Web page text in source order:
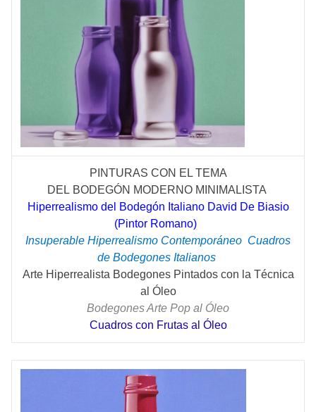
PINTURAS CON EL TEMA
DEL BODEGÓN MODERNO MINIMALISTA
Hiperrealismo del Bodegón Italiano David De Biasio
(Pintor Romano)
Insuperable Hiperrealismo Contemporáneo Cuadros
de Bodegones Italianos
Arte Hiperrealista Bodegones Pintados con la Técnica
al Óleo
Bodegones Arte Pop al Óleo
Cuadros con Frutas al Óleo